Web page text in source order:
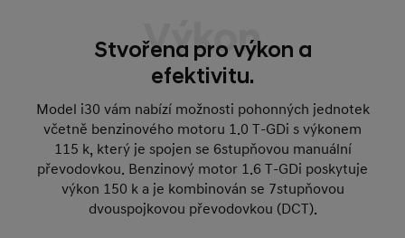
Výkon
Stvořena pro výkon a
efektivitu.
Model i30 vám nabízí možnosti pohonných jednotek
včetně benzinového motoru 1.0 T‑GDi s výkonem
115 k, který je spojen se 6stupňovou manuální
převodovkou. Benzinový motor 1.6 T‑GDi poskytuje
výkon 150 k a je kombinován se 7stupňovou
dvouspojkovou převodovkou (DCT).